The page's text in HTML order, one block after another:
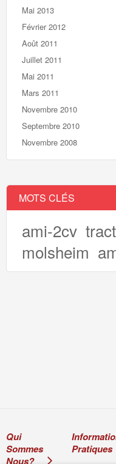
Mai 2013
Février 2012
Août 2011
Juillet 2011
Mai 2011
Mars 2011
Novembre 2010
Septembre 2010
Novembre 2008
MOTS CLÉS
ami-2cv
molsheim
Qui
Sommes
Nous?
Pratiques